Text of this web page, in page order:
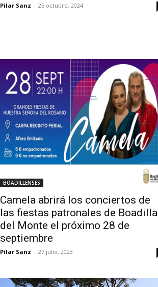
Pilar Sanz - 25 octubre, 2024
BOADILLENSES
Camela abrirá los conciertos de
las fiestas patronales de Boadilla
del Monte el próximo 28 de
septiembre
Pilar Sanz - 27 julio, 2023